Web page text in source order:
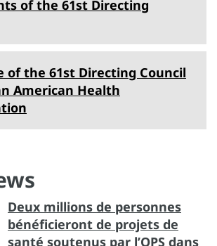
of the 61st Directing
of the 61st Directing Council
American Health
Deux millions de personnes
bénéficieront de projets de
santé soutenus par l’OPS dans